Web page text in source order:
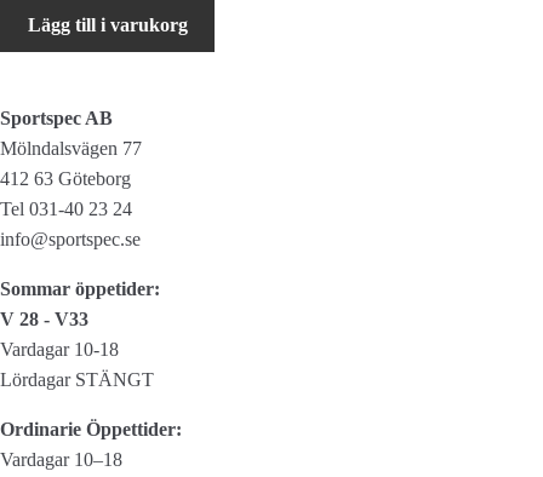
Lägg till i varukorg
Sportspec AB
Mölndalsvägen 77
412 63 Göteborg
Tel 031-40 23 24
info@sportspec.se
Sommar öppetider:
V 28 - V33
Vardagar 10-18
Lördagar STÄNGT
Ordinarie Öppettider:
Vardagar 10–18